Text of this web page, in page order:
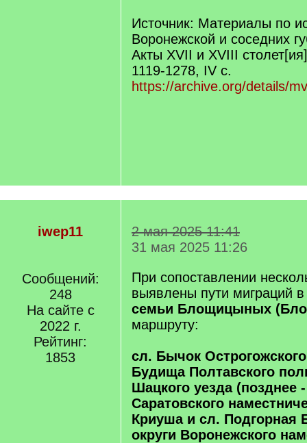
Источник: Материалы по
Воронежской и соседних
Акты XVII и XVIII
1119-1278, IV c.
https://archive.org/details/
iwep11
Сообщений:
248
На сайте с
2022 г.
Рейтинг:
1853
2 мая 2025 11:41
31 мая 2025 11:26
При сопоставлении
выявлены пути миграций
семьи Блощицыных
маршруту:
сл. Бычок
Будища Полтавского
Шацкого уезда (позднее
Саратовского
Криуша и сл. Подгорная
округи Воронежского